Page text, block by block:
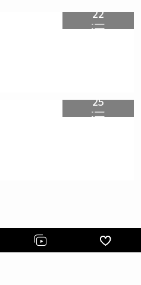
22
25